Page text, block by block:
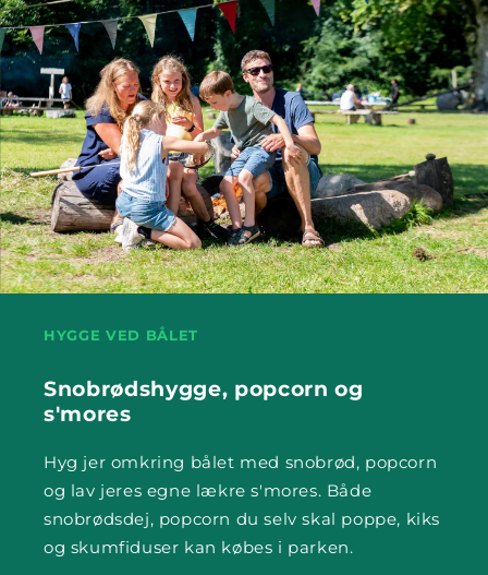
HYGGE VED BÅLET
Snobrødshygge, popcorn og
s'mores
Hyg jer omkring bålet med snobrød, popcorn
og lav jeres egne lækre s'mores. Både
snobrødsdej, popcorn du selv skal poppe, kiks
og skumfiduser kan købes i parken.